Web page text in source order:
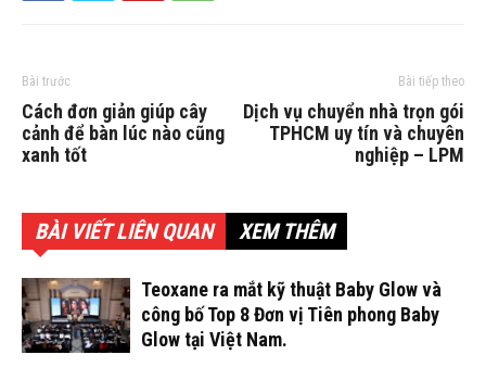
Bài trước
Cách đơn giản giúp cây
cảnh để bàn lúc nào cũng
xanh tốt
Bài tiếp theo
Dịch vụ chuyển nhà trọn gói
TPHCM uy tín và chuyên
nghiệp – LPM
BÀI VIẾT LIÊN QUAN XEM THÊM
Teoxane ra mắt kỹ thuật Baby Glow và
công bố Top 8 Đơn vị Tiên phong Baby
Glow tại Việt Nam.